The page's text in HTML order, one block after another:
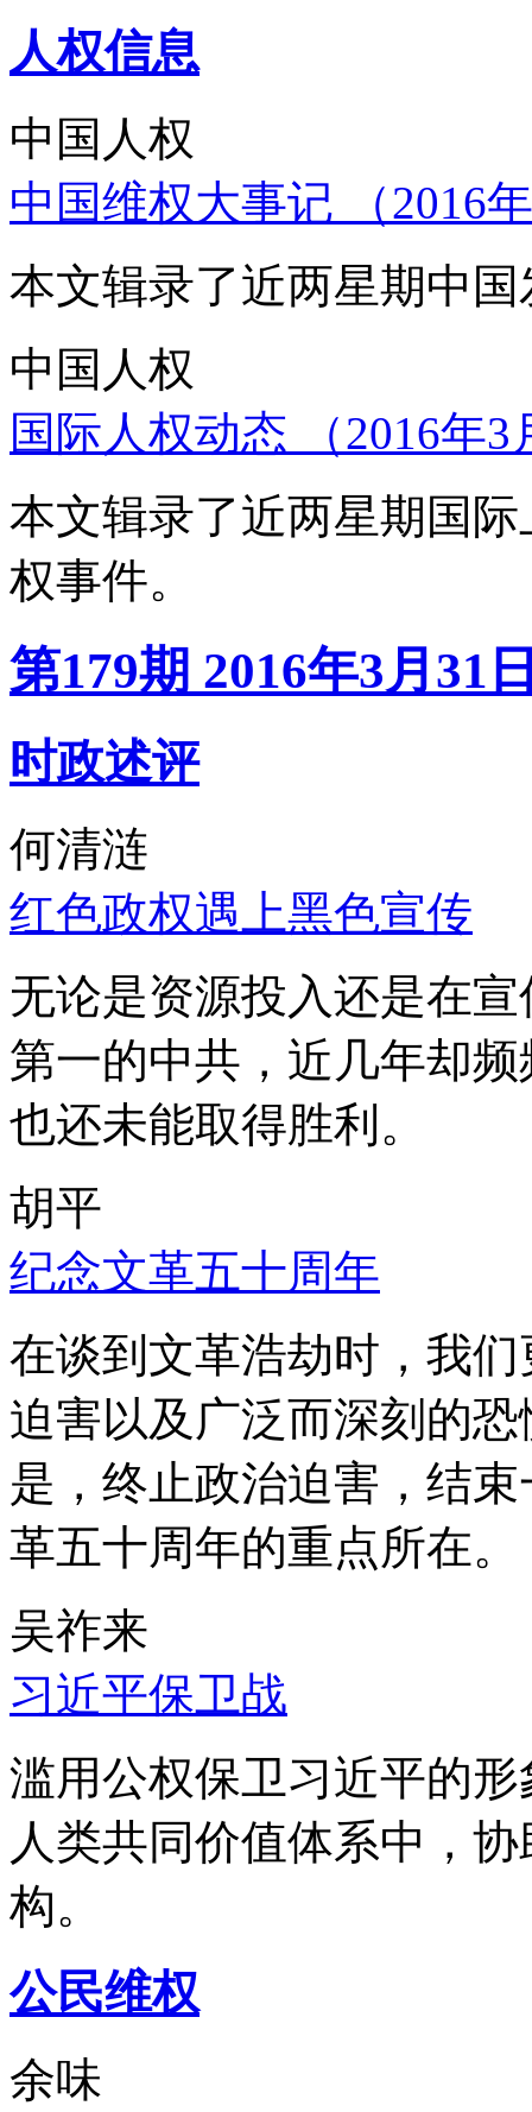
人权信息
中国人权
中国维权大事记 （2016
本文辑录了近两星期中
中国人权
国际人权动态 （2016年
本文辑录了近两星期国
权事件。
第179期 2016年3月31
时政述评
何清涟
红色政权遇上黑色宣传
无论是资源投入还是在
第一的中共，近几年却
也还未能取得胜利。
胡平
纪念文革五十周年
在谈到文革浩劫时，我
迫害以及广泛而深刻的
是，终止政治迫害，结
革五十周年的重点所在。
吴祚来
习近平保卫战
滥用公权保卫习近平的
人类共同价值体系中，
构。
公民维权
余味